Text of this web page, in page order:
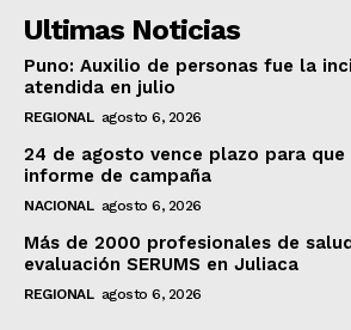
Ultimas Noticias
Puno: Auxilio de personas fue la
atendida en julio
REGIONAL agosto 6, 2026
24 de agosto vence plazo para
informe de campaña
NACIONAL agosto 6, 2026
Más de 2000 profesionales de
evaluación SERUMS en Juliaca
REGIONAL agosto 6, 2026